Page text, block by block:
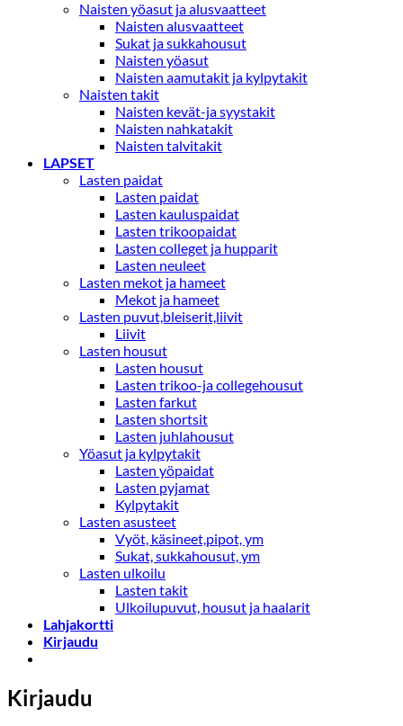
Naisten yöasut ja alusvaatteet
Naisten alusvaatteet
Sukat ja sukkahousut
Naisten yöasut
Naisten aamutakit ja kylpytakit
Naisten takit
Naisten kevät-ja syystakit
Naisten nahkatakit
Naisten talvitakit
LAPSET
Lasten paidat
Lasten paidat
Lasten kauluspaidat
Lasten trikoopaidat
Lasten colleget ja hupparit
Lasten neuleet
Lasten mekot ja hameet
Mekot ja hameet
Lasten puvut,bleiserit,liivit
Liivit
Lasten housut
Lasten housut
Lasten trikoo-ja collegehousut
Lasten farkut
Lasten shortsit
Lasten juhlahousut
Yöasut ja kylpytakit
Lasten yöpaidat
Lasten pyjamat
Kylpytakit
Lasten asusteet
Vyöt, käsineet,pipot, ym
Sukat, sukkahousut, ym
Lasten ulkoilu
Lasten takit
Ulkoilupuvut, housut ja haalarit
Lahjakortti
Kirjaudu
Kirjaudu